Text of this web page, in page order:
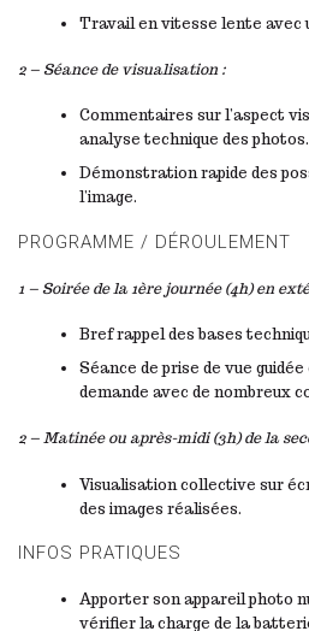
Travail en vitesse lente avec
2 – Séance de visualisation :
Commentaires sur l’aspect
analyse technique des photos.
Démonstration rapide des
l’image.
PROGRAMME / DÉROULEMENT
1 – Soirée de la 1ère journée (4h) en
Bref rappel des bases
Séance de prise de vue
demande avec de nombreux
2 – Matinée ou après-midi (3h) de la
Visualisation collective sur
des images réalisées.
INFOS PRATIQUES
Apporter son appareil photo
vérifier la charge de la